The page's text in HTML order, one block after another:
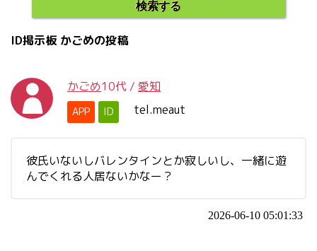
ID掲示板 かごめの投稿
かごめ10代 / 愛知
APP ID tel.meaut
彼氏いないしバレンタインとか寂しいし、一緒に遊
んでくれる人居ないかなー？
2026-06-10 05:01:33